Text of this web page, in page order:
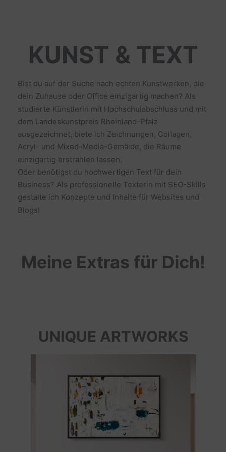
KUNST & TEXT
Bist du auf der Suche nach echten Kunstwerken, die
dein Zuhause oder Office einzigartig machen? Als
studierte Künstlerin mit Hochschulabschluss und mit
dem Landeskunstpreis Rheinland-Pfalz
ausgezeichnet, biete ich Zeichnungen, Collagen,
Acryl- und Mixed-Media-Gemälde, die Räume
einzigartig erstrahlen lassen.
Oder benötigst du hochwertigen Text für dein
Business? Als professionelle Texterin mit SEO-Skills
gestalte ich Konzepte und Inhalte für Websites und
Blogs!
Meine Extras für Dich!
UNIQUE ARTWORKS